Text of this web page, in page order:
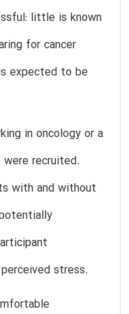
little is known
for cancer
expected to be
in oncology or a
recruited.
with and without
stress.